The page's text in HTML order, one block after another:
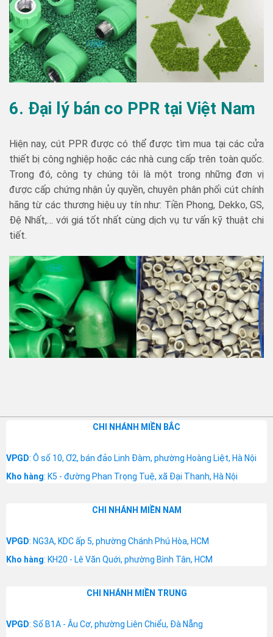
6. Đại lý bán co PPR tại Việt Nam
Hiện nay, cút PPR được có thể được tìm mua tại các cửa
thiết bị công nghiệp hoặc các nhà cung cấp trên toàn quốc.
Trong đó, công ty chúng tôi là một trong những đơn vị
được cấp chứng nhận ủy quyền, chuyên phân phối cút chính
hãng từ các thương hiệu uy tín như: Tiền Phong, Dekko, GS,
Đệ Nhất,… với giá tốt nhất cùng dịch vụ tư vấn kỹ thuật chi
tiết.
CHI NHÁNH MIỀN BẮC
VPGD: Ô số 10, Ơ2, bán đảo Linh Đàm, phường Hoàng Liệt, Hà Nội
Kho hàng: K5 - đường Phan Trọng Tuệ, xã Đại Thanh, Hà Nội
CHI NHÁNH MIỀN NAM
VPGD: NG3A, KDC ấp 5, phường Chánh Phú Hòa, HCM
Kho hàng: KH20 - Lê Văn Quới, phường Bình Tân, HCM
CHI NHÁNH MIỀN TRUNG
VPGD: Số B1A - Âu Cơ, phường Liên Chiểu, Đà Nẵng